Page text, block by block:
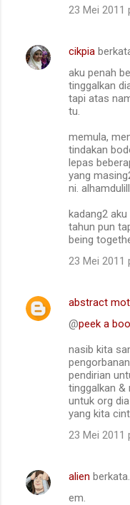
23 Mei 2011
cikpia
aku penah
tinggalkan
tapi atas
tu.
memula,
tindakan
lepas
yang
ni.
kadang2
tahun pun
being
23 Mei 2011
abstract
@peek a boo
nasib kita
pendirian
tinggalkan &
untuk org
yang kita
23 Mei 2011
alien
em.